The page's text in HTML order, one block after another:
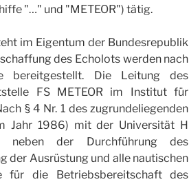
"…" und "METEOR") tätig.
im Eigentum der Bundesrepublik
des Echolots werden nach
bereitgestellt. Die Leitung des
FS METEOR im Institut für
§ 4 Nr. 1 des zugrundeliegenden
Jahr 1986) mit der Universität H
neben der Durchführung des
der Ausrüstung und alle nautischen
für die Betriebsbereitschaft des